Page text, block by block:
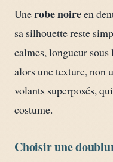
Unerobe noireen
sa silhouette reste
calmes, longueur
alors une texture, non
volants superposés,
costume.
Choisir une